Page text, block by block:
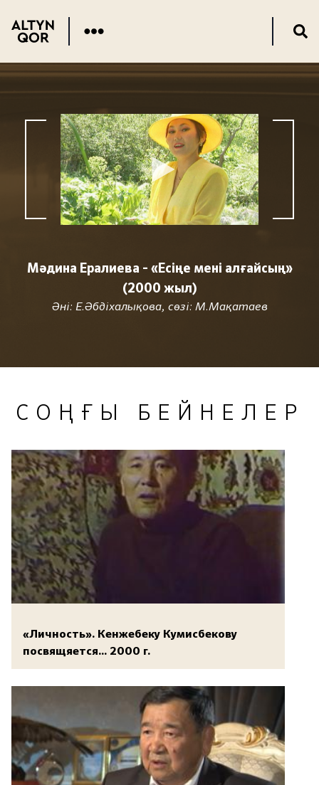
Мәдина Ералиева - «Есіңе мені алғайсың»
(2000 жыл)
Әні: Е.Әбдіхалықова, сөзі: М.Мақатаев
СОҢҒЫ БЕЙНЕЛЕР
«Личность». Кенжебеку Кумисбекову
посвящяется... 2000 г.